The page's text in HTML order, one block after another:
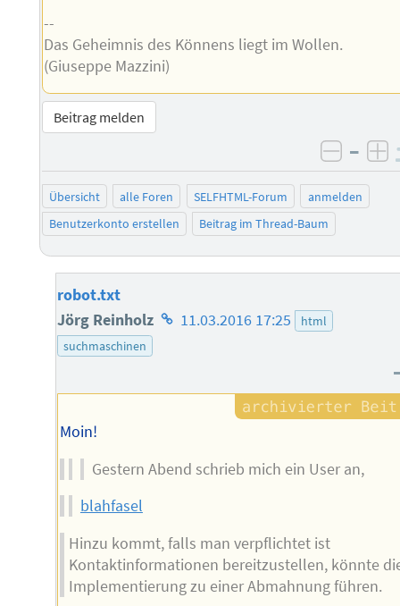
--
Das Geheimnis des Könnens liegt im Wollen.
(Giuseppe Mazzini)
Beitrag melden
–
Übersicht alle Foren SELFHTML-Forum
anmelden
Benutzerkonto erstellen
Beitrag im Thread-Baum
robot.txt
Jörg Reinholz Homepage
11.03.2016 17:25
html
suchmaschinen
Moin!
Gestern Abend schrieb mich ein User an,
blahfasel
Hinzu kommt, falls man verpflichtet ist
Kontaktinformationen bereitzustellen, könnte
Implementierung zu einer Abmahnung führen.